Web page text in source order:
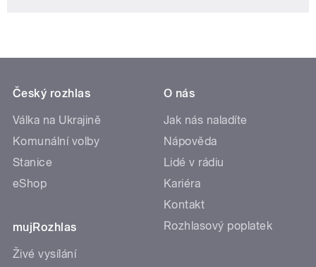
Český rozhlas
Válka na Ukrajině
Komunální volby
Stanice
eShop
mujRozhlas
Živé vysílání
O nás
Jak nás naladíte
Nápověda
Lidé v rádiu
Kariéra
Kontakt
Rozhlasový poplatek